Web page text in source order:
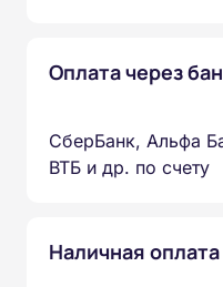
Оплата через
СберБанк, Альфа
ВТБ и др. по счету
Наличная